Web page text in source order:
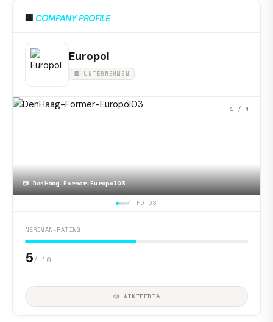
🏢 COMPANY PROFILE
Europol
🏢 UNTERNEHMEN
📷DenHaag-Former-Europol03
1 / 4
4 FOTOS
NERDMAN-RATING
5/ 10
📖 WIKIPEDIA